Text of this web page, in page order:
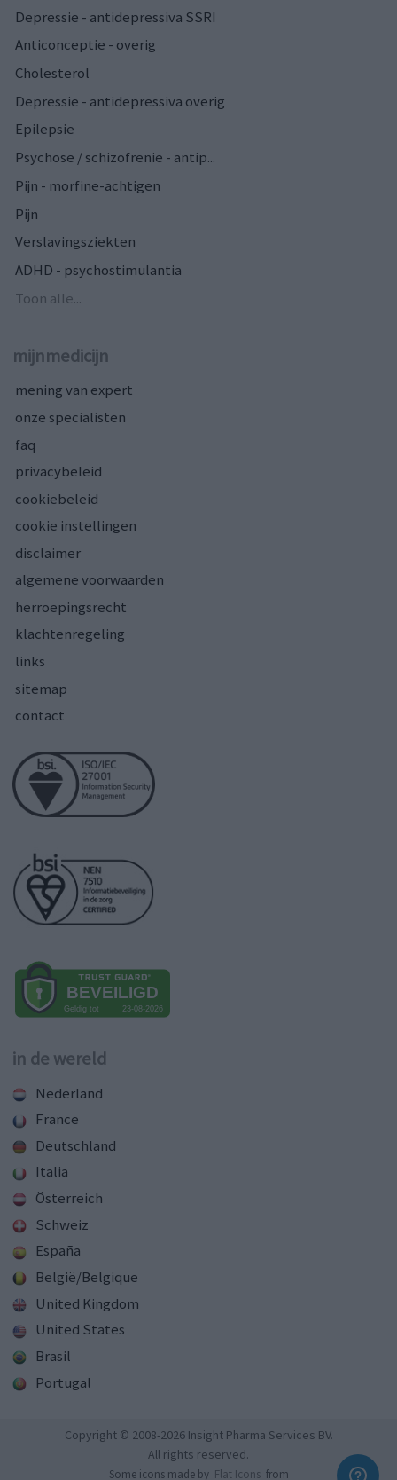
Depressie - antidepressiva SSRI
Anticonceptie - overig
Cholesterol
Depressie - antidepressiva overig
Epilepsie
Psychose / schizofrenie - antip...
Pijn - morfine-achtigen
Pijn
Verslavingsziekten
ADHD - psychostimulantia
Toon alle...
mijnmedicijn
mening van expert
onze specialisten
faq
privacybeleid
cookiebeleid
cookie instellingen
disclaimer
algemene voorwaarden
herroepingsrecht
klachtenregeling
links
sitemap
contact
in de wereld
Nederland
France
Deutschland
Italia
Österreich
Schweiz
España
België/Belgique
United Kingdom
United States
Brasil
Portugal
Copyright © 2008-2026 Insight Pharma Services BV.
All rights reserved.
Some icons made by Flat Icons from